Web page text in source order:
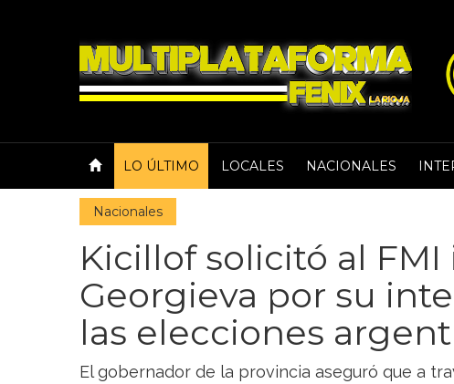
LO ÚLTIMO LOCALES NACIONALES
Nacionales
Kicillof solicitó al FMI
Georgieva por su
las elecciones
El gobernador de la provincia aseguró que a